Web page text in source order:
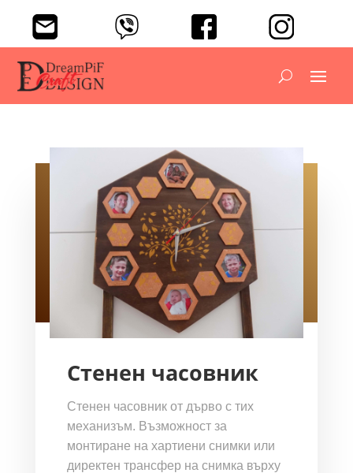
Стенен часовник
Стенен часовник от дърво с тих
механизъм. Възможност за
монтиране на хартиени снимки или
директен трансфер на снимка върху